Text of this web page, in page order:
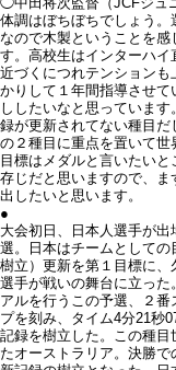
体調はぼちぼちでしょう。
なので木製ということを感
す。高校生はインターハ
近づくにつれテンション
かりして１年間指導させ
ししたいなと思っていま
録が更新されてない種目だ
の２種目に重点を置いて世
目標はメダルと言いたい
存じだと思いますので、
出したいと思います。
●
大会初日、日本人選手が
選。日本はチームとして
樹立）更新を第１目標に、
選手が戦いの舞台に立っ
アルを行うこの予選、２
プを刻み、タイム4分21秒
記録を樹立した。この種
たオーストラリア。決勝